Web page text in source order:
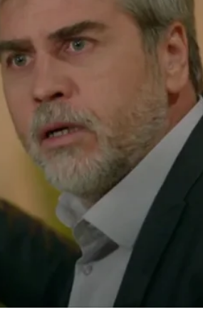
WhatsappFacebook
X
sobre Azize
a Reyyan
parece que ha
¿le creerá Miran?